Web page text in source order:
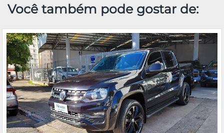
Você também pode gostar de: